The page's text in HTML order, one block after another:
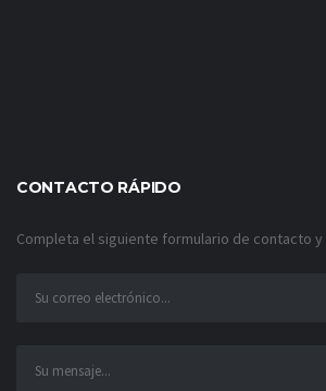
CONTACTO RÁPIDO
Completa el siguiente formulario de contacto